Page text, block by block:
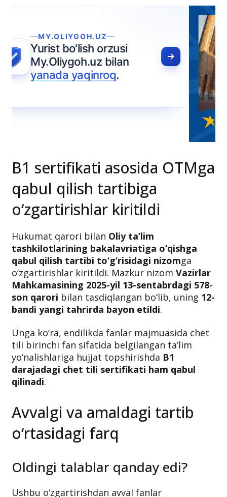
B1 sertifikati asosida OTMga
qabul qilish tartibiga
o‘zgartirishlar kiritildi
Hukumat qarori bilan Oliy ta’lim
tashkilotlarining bakalavriatiga o‘qishga
qabul qilish tartibi to‘g‘risidagi nizomga
o‘zgartirishlar kiritildi. Mazkur nizom Vazirlar
Mahkamasining 2025-yil 13-sentabrdagi 578-
son qarori bilan tasdiqlangan bo‘lib, uning 12-
bandi yangi tahrirda bayon etildi.
Unga ko‘ra, endilikda fanlar majmuasida chet
tili birinchi fan sifatida belgilangan ta’lim
yo‘nalishlariga hujjat topshirishda B1
darajadagi chet tili sertifikati ham qabul
qilinadi.
Avvalgi va amaldagi tartib
o‘rtasidagi farq
Oldingi talablar qanday edi?
Ushbu o‘zgartirishdan avval fanlar